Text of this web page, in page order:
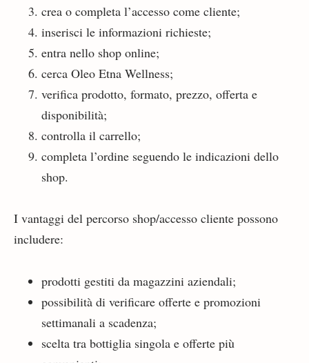
crea o completa l’accesso come cliente;
inserisci le informazioni richieste;
entra nello shop online;
cerca Oleo Etna Wellness;
verifica prodotto, formato, prezzo, offerta e
disponibilità;
controlla il carrello;
completa l’ordine seguendo le indicazioni dello
shop.
I vantaggi del percorso shop/accesso cliente possono
includere:
prodotti gestiti da magazzini aziendali;
possibilità di verificare offerte e promozioni
settimanali a scadenza;
scelta tra bottiglia singola e offerte più